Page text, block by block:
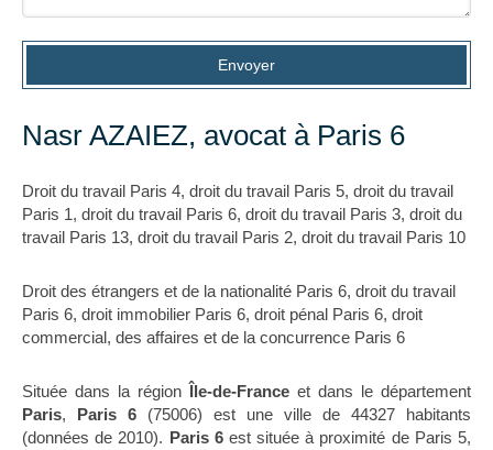
Envoyer
Nasr AZAIEZ, avocat à Paris 6
Droit du travail Paris 4, droit du travail Paris 5, droit du travail
Paris 1, droit du travail Paris 6, droit du travail Paris 3, droit du
travail Paris 13, droit du travail Paris 2, droit du travail Paris 10
Droit des étrangers et de la nationalité Paris 6, droit du travail
Paris 6, droit immobilier Paris 6, droit pénal Paris 6, droit
commercial, des affaires et de la concurrence Paris 6
Située dans la région Île-de-France et dans le département
Paris, Paris 6 (75006) est une ville de 44327 habitants
(données de 2010). Paris 6est située à proximité de Paris 5,